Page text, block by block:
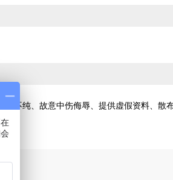
机不纯、故意中伤侮辱、提供虚假资料、散